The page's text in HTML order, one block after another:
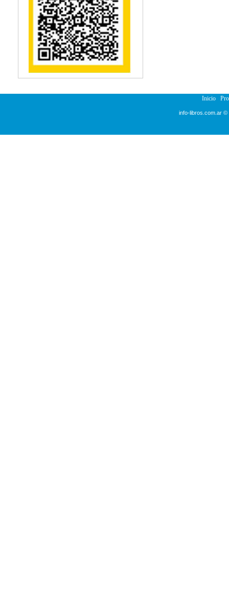
Inicio
info-libros.com.ar